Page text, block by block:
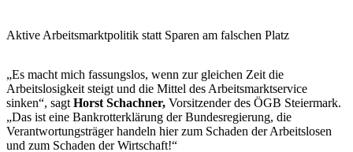
Aktive Arbeitsmarktpolitik statt Sparen am falschen Platz
„Es macht mich fassungslos, wenn zur gleichen Zeit die
Arbeitslosigkeit steigt und die Mittel des Arbeitsmarktservice
sinken“, sagt Horst Schachner, Vorsitzender des ÖGB Steiermark.
„Das ist eine Bankrotterklärung der Bundesregierung, die
Verantwortungsträger handeln hier zum Schaden der Arbeitslosen
und zum Schaden der Wirtschaft!“